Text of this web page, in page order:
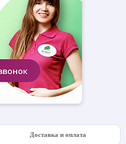
Доставка и оплата